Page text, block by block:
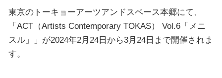
東京のトーキョーアーツアンドスペース本郷にて、
「ACT（Artists Contemporary TOKAS） Vol.6「メニ
スル」」が2024年2月24日から3月24日まで開催されま
す。